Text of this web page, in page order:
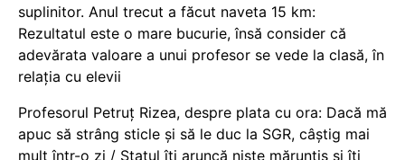
suplinitor. Anul trecut a făcut naveta 15 km:
Rezultatul este o mare bucurie, însă consider că
adevărata valoare a unui profesor se vede la clasă, în
relația cu elevii
Profesorul Petruț Rizea, despre plata cu ora: Dacă mă
apuc să strâng sticle și să le duc la SGR, câștig mai
mult într-o zi / Statul îți aruncă niște mărunțiș și îți